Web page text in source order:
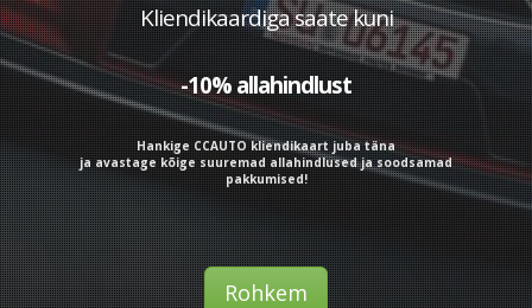
Kliendikaardiga saate kuni
-10% allahindlust
Hankige CCAUTO kliendikaart juba täna
ja avastage kõige suuremad allahindlused ja soodsamad
pakkumised!
Rohkem